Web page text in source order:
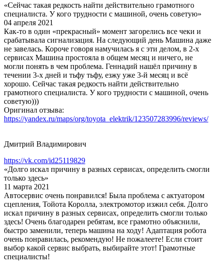
«Сейчас такая редкость найти действительно грамотного
специалиста. У кого трудности с машиной, очень советую»
04 апреля 2021
Как-то в один «прекрасный» момент загорелись все чеки и
срабатывала сигнализация. На следующий день Машина даже
не завелась. Короче говоря намучилась я с эти делом, в 2-х
сервисах Машина простояла в общем месяц и ничего, не
могли понять в чем проблема. Геннадий нашёл причину в
течении 3-х дней и тьфу тьфу, езжу уже 3-й месяц и всё
хорошо. Сейчас такая редкость найти действительно
грамотного специалиста. У кого трудности с машиной, очень
советую)))
Оригинал отзыва:
https://yandex.ru/maps/org/toyota_elektrik/123507283996/reviews/
Дмитрий Владимирович
https://vk.com/id25119829
«Долго искал причину в разных сервисах, определить смогли
только здесь»
11 марта 2021
Автосервис очень понравился! Была проблема с актуатором
сцепления, Тойота Королла, электромотор изжил себя. Долго
искал причину в разных сервисах, определить смогли только
здесь! Очень благодарен ребятам, все грамотно объяснили,
быстро заменили, теперь машина на ходу! Адаптация робота
очень понравилась, рекомендую! Не пожалеете! Если стоит
выбор какой сервис выбрать, выбирайте этот! Грамотные
специалисты!